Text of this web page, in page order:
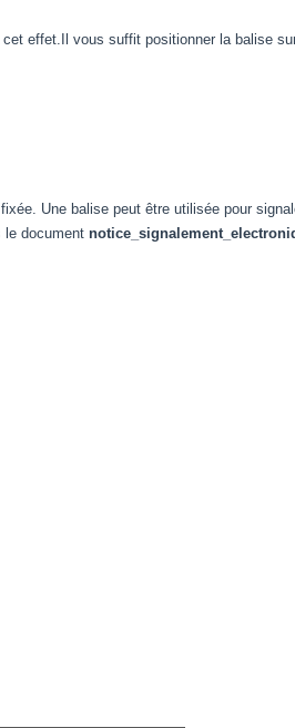
effet.Il vous suffit positionner la balise
Une balise peut être utilisée pour
le document